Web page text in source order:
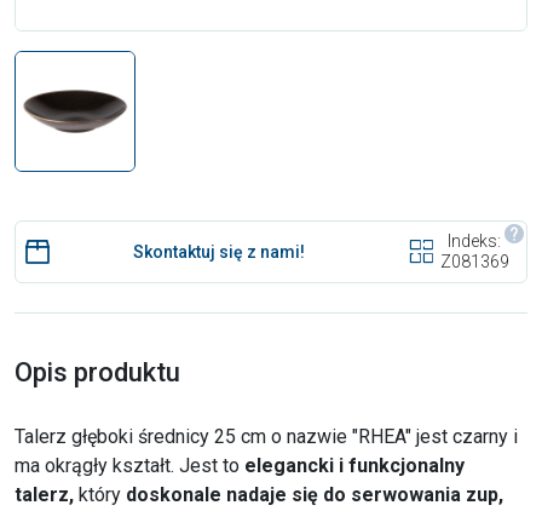
Skontaktuj się z nami!
Indeks:
Z081369
Opis produktu
Talerz głęboki średnicy 25 cm o nazwie "RHEA" jest czarny i
ma okrągły kształt. Jest to elegancki i funkcjonalny
talerz, który doskonale nadaje się do serwowania zup,